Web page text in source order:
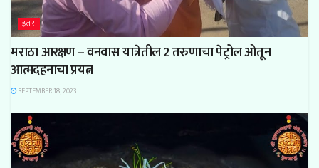
इतर
मराठा आरक्षण – वनवास यात्रेतील 2 तरुणाचा पेट्रोल ओतून
आत्मदहनाचा प्रयत्न
SEPTEMBER 18, 2023